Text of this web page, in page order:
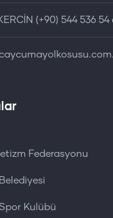
(+90) 544 536 54
Federasyonu
Kulübü